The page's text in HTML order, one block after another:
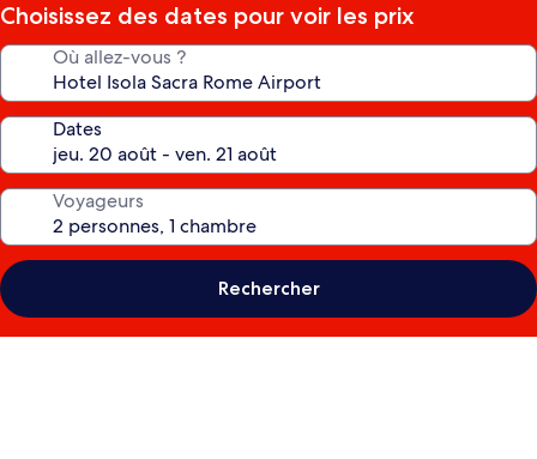
Choisissez des dates pour voir les prix
Où allez-vous ?
Dates
Voyageurs
Rechercher